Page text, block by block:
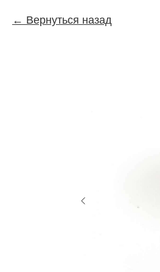
Вернуться назад